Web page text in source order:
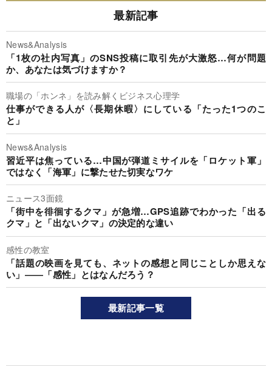
最新記事
News&Analysis
「1枚の社内写真」のSNS投稿に取引先が大激怒…何が問題
か、あなたは気づけますか？
職場の「ホンネ」を読み解くビジネス心理学
仕事ができる人が〈長期休暇〉にしている「たった1つのこ
と」
News&Analysis
習近平は焦っている…中国が弾道ミサイルを「ロケット軍」
ではなく「海軍」に撃たせた切実なワケ
ニュース3面鏡
「街中を徘徊するクマ」が急増…GPS追跡でわかった「出る
クマ」と「出ないクマ」の決定的な違い
感性の教室
「話題の映画を見ても、ネットの感想と同じことしか思えな
い」――「感性」とはなんだろう？
最新記事一覧